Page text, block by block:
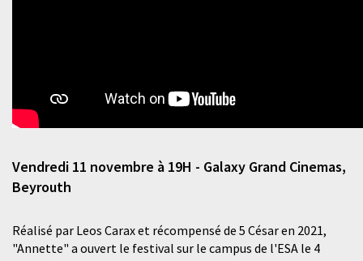
Vendredi 11 novembre à 19H - Galaxy Grand Cinemas,
Beyrouth
Réalisé par Leos Carax et récompensé de 5 César en 2021,
"Annette" a ouvert le festival sur le campus de l'ESA le 4